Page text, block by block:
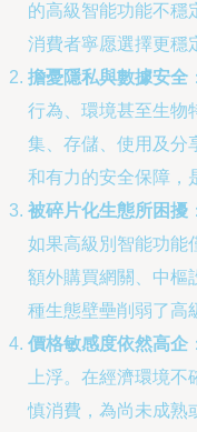
的高級智能功能不穩
消費者寧愿選擇更穩
擔憂隱私與數據安全
行為、環境甚至生物
集、存儲、使用及分
和有力的安全保障，
被碎片化生態所困擾
如果高級別智能功能
額外購買網關、中樞
種生態壁壘削弱了高
價格敏感度依然高企
上浮。在經濟環境
慎消費，為尚未成熟